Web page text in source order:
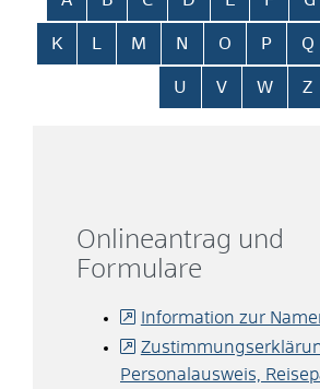
K L M N O P Q
U V W Z
Onlineantrag und
Formulare
Information zur
Personalausweis,